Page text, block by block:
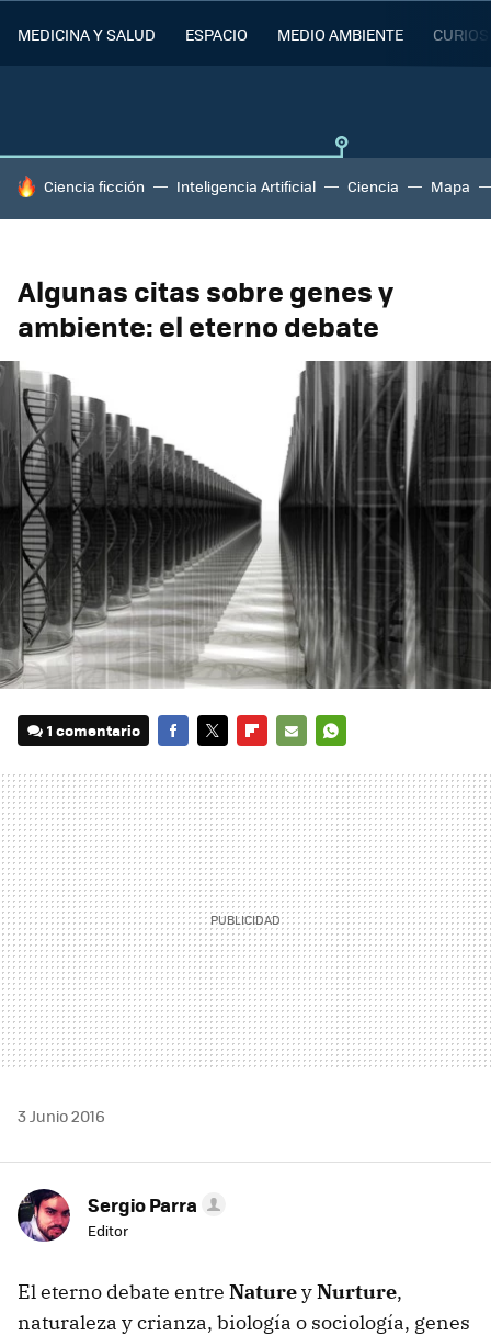
MEDICINA Y SALUD ESPACIO MEDIO AMBIENTE
HOY SE HABLA DE
Ciencia ficción Inteligencia Artificial Ciencia Mapa
Algunas citas sobre genes y
ambiente: el eterno debate
1 comentario
MAIL
3 Junio 2016
Sergio Parra
Editor
El eterno debate entre NatureyNurture,
naturaleza y crianza, biología o sociología, genes